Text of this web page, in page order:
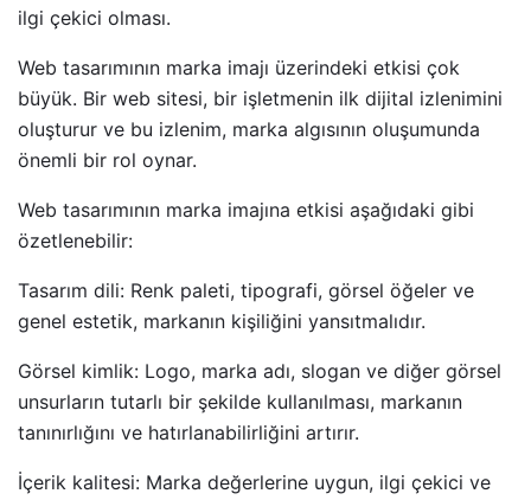
ilgi çekici olması.
Web tasarımının marka imajı üzerindeki etkisi çok
büyük. Bir web sitesi, bir işletmenin ilk dijital izlenimini
oluşturur ve bu izlenim, marka algısının oluşumunda
önemli bir rol oynar.
Web tasarımının marka imajına etkisi aşağıdaki gibi
özetlenebilir:
Tasarım dili: Renk paleti, tipografi, görsel öğeler ve
genel estetik, markanın kişiliğini yansıtmalıdır.
Görsel kimlik: Logo, marka adı, slogan ve diğer görsel
unsurların tutarlı bir şekilde kullanılması, markanın
tanınırlığını ve hatırlanabilirliğini artırır.
İçerik kalitesi: Marka değerlerine uygun, ilgi çekici ve